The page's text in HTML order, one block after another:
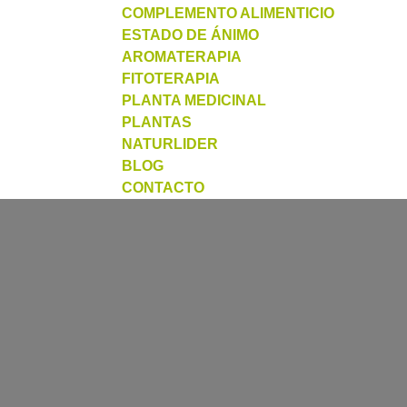
COMPLEMENTO ALIMENTICIO
ESTADO DE ÁNIMO
AROMATERAPIA
FITOTERAPIA
PLANTA MEDICINAL
PLANTAS
NATURLIDER
BLOG
CONTACTO